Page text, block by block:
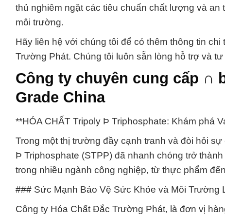
thủ nghiêm ngặt các tiêu chuẩn chất lượng và
môi trường.
Hãy liên hệ với chúng tôi để có thêm thông tin
Trường Phát. Chúng tôi luôn sẵn lòng hỗ trợ và
Công ty chuyên cung cấp ∩
Grade China
**HÓA CHẤT Tripoly Þ Triphosphate: Khám phá
Trong một thị trường đầy cạnh tranh và đòi hỏi
Þ Triphosphate (STPP) đã nhanh chóng trở
trong nhiều ngành công nghiệp, từ thực phẩm
### Sức Mạnh Bảo Vệ Sức Khỏe và Môi Trường
Công ty Hóa Chất Đắc Trường Phát, là đơn vị